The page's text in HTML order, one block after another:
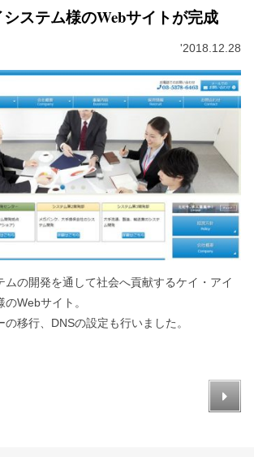
ステム様のWebサイトが完成
'2018.12.28
ムの開発を通して社会へ貢献するケイ・アイ
Webサイト。
の移行、DNSの設定も行いました。